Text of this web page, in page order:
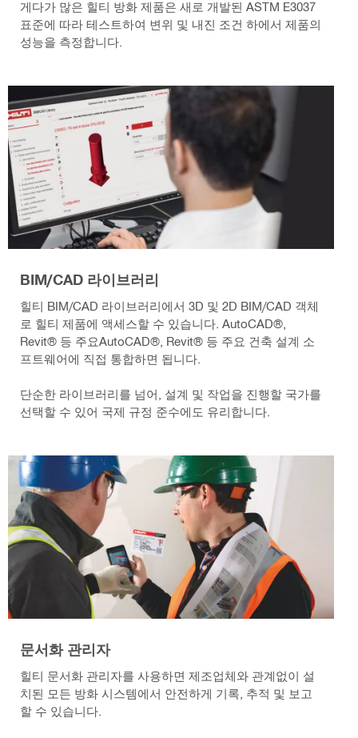
게다가 많은 힐티 방화 제품은 새로 개발된 ASTM E3037
표준에 따라 테스트하여 변위 및 내진 조건 하에서 제품의
성능을 측정합니다.
BIM/CAD 라이브러리
힐티 BIM/CAD 라이브러리에서 3D 및 2D BIM/CAD 객체
로 힐티 제품에 액세스할 수 있습니다. AutoCAD®,
Revit® 등 주요AutoCAD®, Revit® 등 주요 건축 설계 소
프트웨어에 직접 통합하면 됩니다.
단순한 라이브러리를 넘어, 설계 및 작업을 진행할 국가를
선택할 수 있어 국제 규정 준수에도 유리합니다.
문서화 관리자
힐티 문서화 관리자를 사용하면 제조업체와 관계없이 설
치된 모든 방화 시스템에서 안전하게 기록, 추적 및 보고
할 수 있습니다.